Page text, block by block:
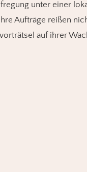
unter einer
Aufträge reißen
auf ihrer